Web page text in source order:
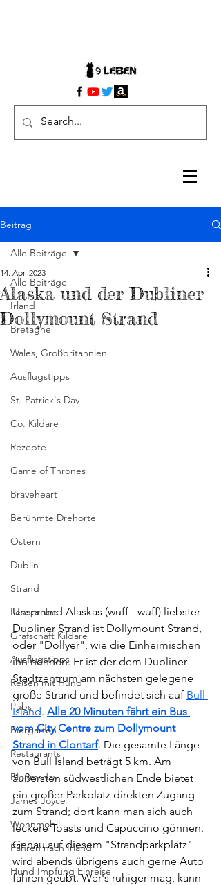
Beitrag
Alle Beiträge
Irland
Bretagne
Wales, Großbritannien
Ausflugstipps
St. Patrick's Day
Co. Kildare
Rezepte
Game of Thrones
Braveheart
Berühmte Drehorte
Ostern
Dublin
Strand
Leseprobe
Grafschaft Kildare
Ausflugstipps
Reisen mit Hund
Pubs
Biergarten
Restaurants
Bloomsday
James Joyce
Wohnmobil
Fähren nach Irland
Hund Impfung Einreise
Alle Beiträge
Alaska und der Dubliner
Dollymount Strand
14. Apr. 2023
Unser und Alaskas (wuff - wuff) liebster
Dubliner Strand ist Dollymount Strand,
oder "Dollyer", wie die Einheimischen
ihn nennen. Er ist der dem Dubliner
Stadtzentrum am nächsten gelegene
große Strand und befindet sich auf Bull
Island. Alle 20 Minuten fährt ein Bus
vom City Centre zum Dollymount
Strand in Clontarf. Die gesamte Länge
von Bull Island beträgt 5 km. Am
äußersten südwestlichen Ende bietet
ein großer Parkplatz direkten Zugang
zum Strand; dort kann man sich auch
leckere Toasts und Capuccino gönnen.
Genau auf diesem "Strandparkplatz"
wird abends übrigens auch gerne Auto
fahren geübt. Wer's ruhiger mag, kann